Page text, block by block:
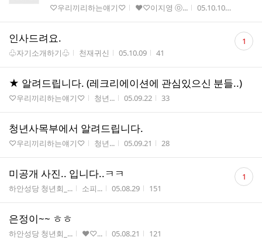
게시판명
♡우리끼리하는얘기♡ 작성자
♥♡이지영 ⓞ... 작성시간
05.10.10
인사드려요.
게시판명
♧자기소개하기♧ 작성자
천재귀신 작성시간
05.10.09 조회수
41
댓
글 1
★ 알려드립니다. (레크리에이션에 관심있으신 분들..)
게시판명
♡우리끼리하는얘기♡ 작성자
청년... 작성시간
05.09.22 조회수
33
청년사목부에서 알려드립니다.
게시판명
♡우리끼리하는얘기♡ 작성자
청년... 작성시간
05.09.21 조회수
28
미공개 사진.. 입니다..ㅋㅋ
게시판명
하안성당 청년회_... 작성자
소피... 작성시간
05.08.29 조회수
151
댓
글 1
은정이~~ ㅎㅎ
게시판명
하안성당 청년회_... 작성자
♥♡... 작성시간
05.08.21 조회수
121